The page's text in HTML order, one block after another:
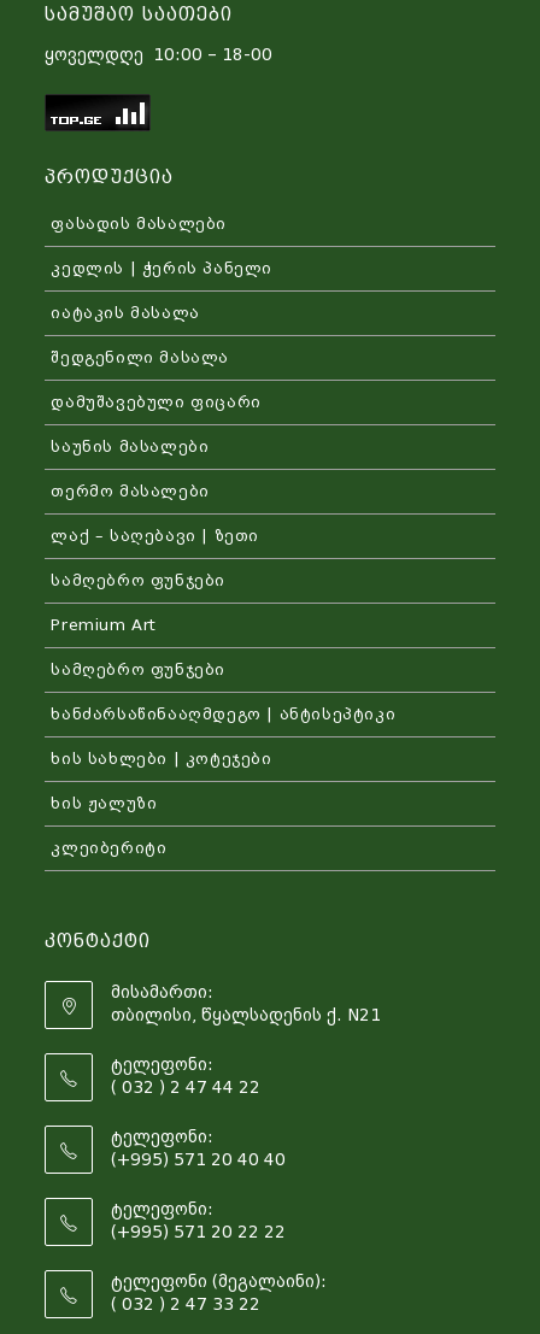
Სამუშაო Საათები
ყოველდღე 10:00 – 18-00
Პროდუქცია
ფასადის მასალები
კედლის | ჭერის პანელი
იატაკის მასალა
შედგენილი მასალა
დამუშავებული ფიცარი
საუნის მასალები
თერმო მასალები
ლაქ – საღებავი | ზეთი
სამღებრო ფუნჯები
Premium Art
სამღებრო ფუნჯები
ხანძარსაწინააღმდეგო | ანტისეპტიკი
ხის სახლები | კოტეჯები
ხის ჟალუზი
კლეიბერიტი
Კონტაქტი
მისამართი:
თბილისი, წყალსადენის ქ. N21
ტელეფონი:
( 032 ) 2 47 44 22
ტელეფონი:
(+995) 571 20 40 40
ტელეფონი:
(+995) 571 20 22 22
ტელეფონი (მეგალაინი):
( 032 ) 2 47 33 22